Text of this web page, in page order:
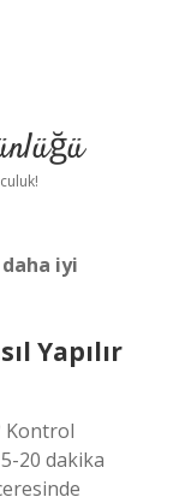
iyi
Yapılır
Kontrol
20 dakika